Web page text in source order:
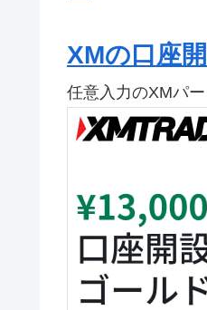
XMの口座
任意入力のXMパ